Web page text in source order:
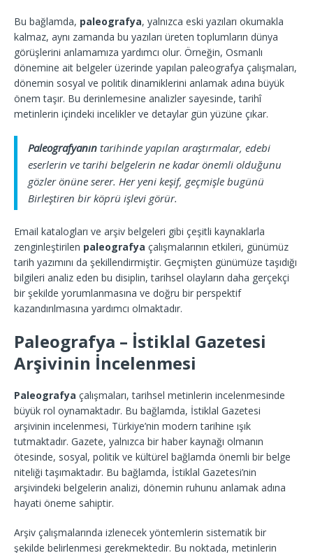
Bu bağlamda, paleografya, yalnızca eski yazıları okumakla
kalmaz, aynı zamanda bu yazıları üreten toplumların dünya
görüşlerini anlamamıza yardımcı olur. Örneğin, Osmanlı
dönemine ait belgeler üzerinde yapılan paleografya çalışmaları,
dönemin sosyal ve politik dinamiklerini anlamak adına büyük
önem taşır. Bu derinlemesine analizler sayesinde, tarihî
metinlerin içindeki incelikler ve detaylar gün yüzüne çıkar.
Paleografyanın tarihinde yapılan araştırmalar, edebi
eserlerin ve tarihi belgelerin ne kadar önemli olduğunu
gözler önüne serer. Her yeni keşif, geçmişle bugünü
Birleştiren bir köprü işlevi görür.
Email katalogları ve arşiv belgeleri gibi çeşitli kaynaklarla
zenginleştirilen paleografya çalışmalarının etkileri, günümüz
tarih yazımını da şekillendirmiştir. Geçmişten günümüze taşıdığı
bilgileri analiz eden bu disiplin, tarihsel olayların daha gerçekçi
bir şekilde yorumlanmasına ve doğru bir perspektif
kazandırılmasına yardımcı olmaktadır.
Paleografya – İstiklal Gazetesi
Arşivinin İncelenmesi
Paleografya çalışmaları, tarihsel metinlerin incelenmesinde
büyük rol oynamaktadır. Bu bağlamda, İstiklal Gazetesi
arşivinin incelenmesi, Türkiye’nin modern tarihine ışık
tutmaktadır. Gazete, yalnızca bir haber kaynağı olmanın
ötesinde, sosyal, politik ve kültürel bağlamda önemli bir belge
niteliği taşımaktadır. Bu bağlamda, İstiklal Gazetesi’nin
arşivindeki belgelerin analizi, dönemin ruhunu anlamak adına
hayati öneme sahiptir.
Arşiv çalışmalarında izlenecek yöntemlerin sistematik bir
şekilde belirlenmesi gerekmektedir. Bu noktada, metinlerin